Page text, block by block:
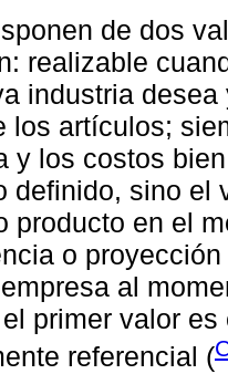
de dos
realizable
industria
los artículos;
y los costos
definido, sino el
producto en el
o
al
primer valor
referencial (